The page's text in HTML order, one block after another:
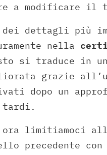
a modificare il
dei dettagli più
nella
si traduce in
grazie
dopo un
tardi.
ora limitiamoci
precedente